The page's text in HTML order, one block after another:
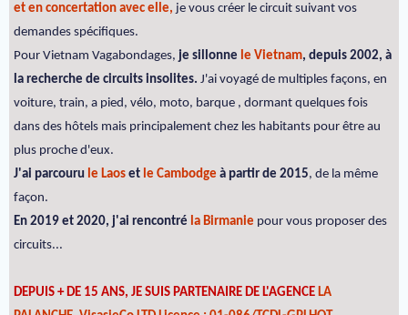
et en concertation avec elle, je vous créer le circuit suivant vos
demandes spécifiques.
Pour Vietnam Vagabondages, je sillonne le Vietnam, depuis 2002, à
la recherche de circuits insolites. J'ai voyagé de multiples façons, en
voiture, train, a pied, vélo, moto, barque , dormant quelques fois
dans des hôtels mais principalement chez les habitants pour être au
plus proche d'eux.
J'ai parcouru le Laos et le Cambodge à partir de 2015, de la même
façon.
En 2019 et 2020, j'ai rencontré la Birmanie pour vous proposer des
circuits...
DEPUIS + DE 15 ANS, JE SUIS PARTENAIRE DE L'AGENCE LA